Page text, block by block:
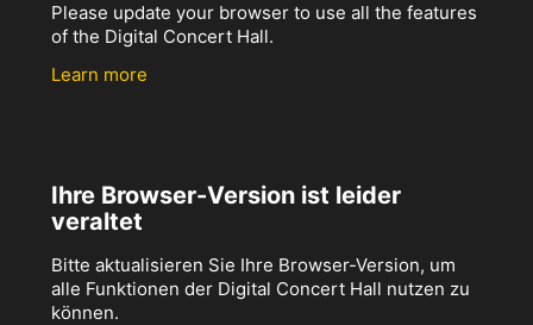
Please update your browser to use all the features
of the Digital Concert Hall.
Learn more
Ihre Browser-Version ist leider
veraltet
Bitte aktualisieren Sie Ihre Browser-Version, um
alle Funktionen der Digital Concert Hall nutzen zu
können.